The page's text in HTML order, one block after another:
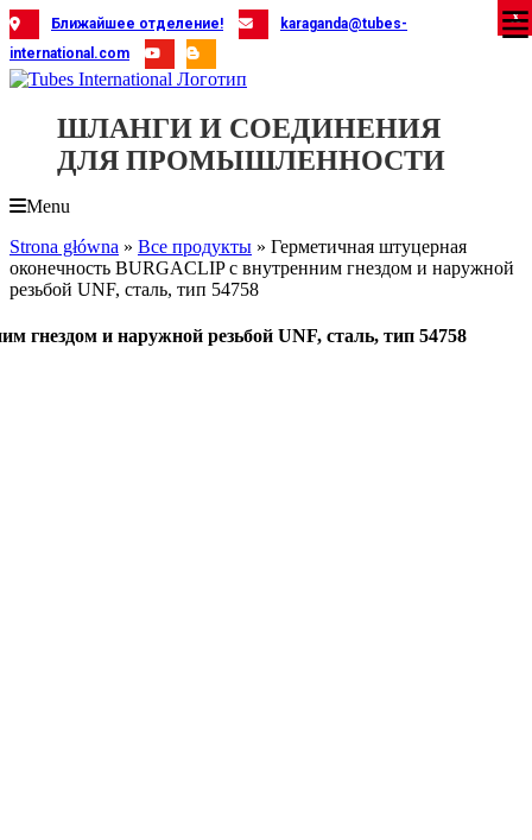
Skip
to
content
Ближайшее отделение!
karaganda@tubes-
international.com
ШЛАНГИ И СОЕДИНЕНИЯ
ДЛЯ ПРОМЫШЛЕННОСТИ
Menu
Strona główna » Все продукты » Герметичная штуцерная
оконечность BURGACLIP с внутренним гнездом и наружной
резьбой UNF, сталь, тип 54758
гнездом и наружной резьбой UNF, сталь, тип 54758
X
X
X
X
X
X
X
X
X
X
X
X
X
X
X
X
X
X
X